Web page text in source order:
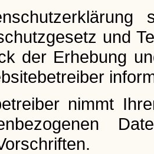
und
der Erhebung
nimmt